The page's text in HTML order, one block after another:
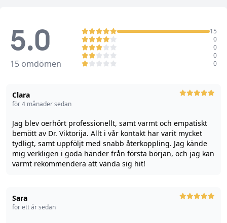
5.0
15 omdömen 0
0
0
0
15
Clara
för 4 månader sedan
Jag blev oerhört professionellt, samt varmt och empatiskt
bemött av Dr. Viktorija. Allt i vår kontakt har varit mycket
tydligt, samt uppföljt med snabb återkoppling. Jag kände
mig verkligen i goda händer från första början, och jag kan
varmt rekommendera att vända sig hit!
Sara
för ett år sedan